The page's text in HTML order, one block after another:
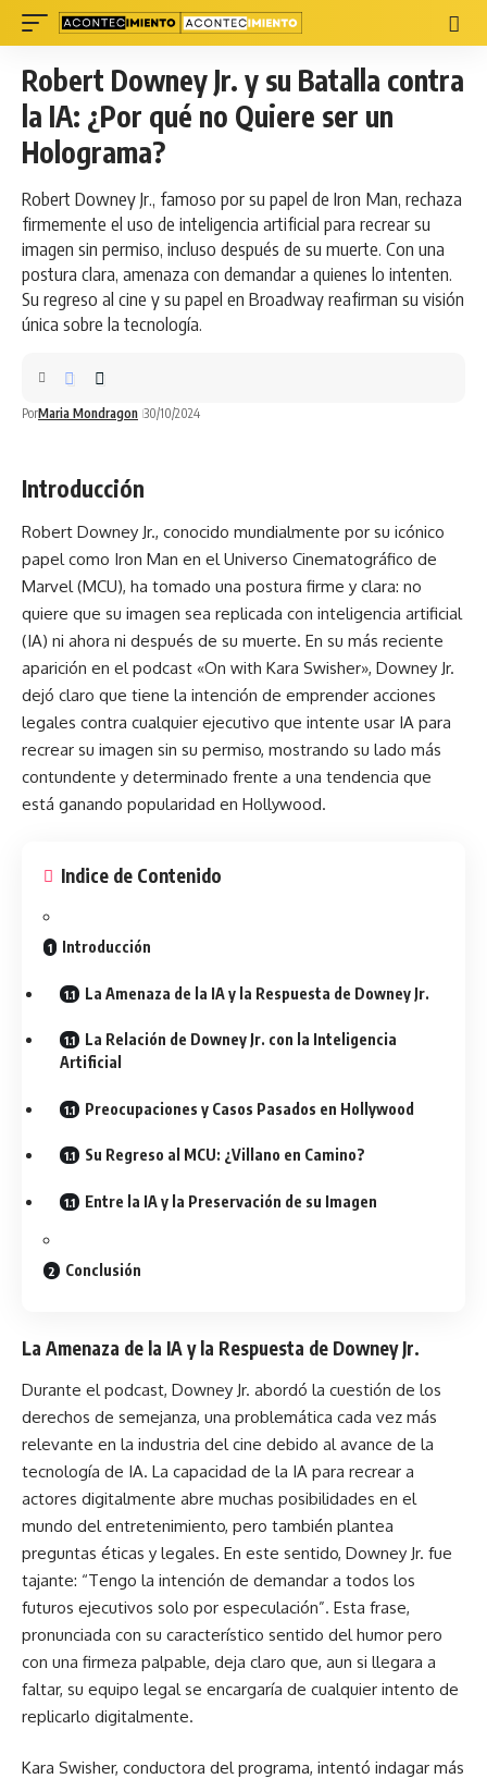
Robert Downey Jr. y su Batalla contra
la IA: ¿Por qué no Quiere ser un
Holograma?
Robert Downey Jr., famoso por su papel de Iron Man, rechaza
firmemente el uso de inteligencia artificial para recrear su
imagen sin permiso, incluso después de su muerte. Con una
postura clara, amenaza con demandar a quienes lo intenten.
Su regreso al cine y su papel en Broadway reafirman su visión
única sobre la tecnología.
PorMaria Mondragon 30/10/2024
Introducción
Robert Downey Jr., conocido mundialmente por su icónico
papel como Iron Man en el Universo Cinematográfico de
Marvel (MCU), ha tomado una postura firme y clara: no
quiere que su imagen sea replicada con inteligencia artificial
(IA) ni ahora ni después de su muerte. En su más reciente
aparición en el podcast «On with Kara Swisher», Downey Jr.
dejó claro que tiene la intención de emprender acciones
legales contra cualquier ejecutivo que intente usar IA para
recrear su imagen sin su permiso, mostrando su lado más
contundente y determinado frente a una tendencia que
está ganando popularidad en Hollywood.
Indice de Contenido
Introducción
La Amenaza de la IA y la Respuesta de Downey Jr.
La Relación de Downey Jr. con la Inteligencia
Artificial
Preocupaciones y Casos Pasados en Hollywood
Su Regreso al MCU: ¿Villano en Camino?
Entre la IA y la Preservación de su Imagen
Conclusión
La Amenaza de la IA y la Respuesta de Downey Jr.
Durante el podcast, Downey Jr. abordó la cuestión de los
derechos de semejanza, una problemática cada vez más
relevante en la industria del cine debido al avance de la
tecnología de IA. La capacidad de la IA para recrear a
actores digitalmente abre muchas posibilidades en el
mundo del entretenimiento, pero también plantea
preguntas éticas y legales. En este sentido, Downey Jr. fue
tajante: “Tengo la intención de demandar a todos los
futuros ejecutivos solo por especulación”. Esta frase,
pronunciada con su característico sentido del humor pero
con una firmeza palpable, deja claro que, aun si llegara a
faltar, su equipo legal se encargaría de cualquier intento de
replicarlo digitalmente.
Kara Swisher, conductora del programa, intentó indagar más